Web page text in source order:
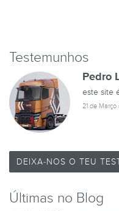
Testemunhos
Pedro
este site
21 de
DEIXA-NOS O TEU
Últimas no Blog